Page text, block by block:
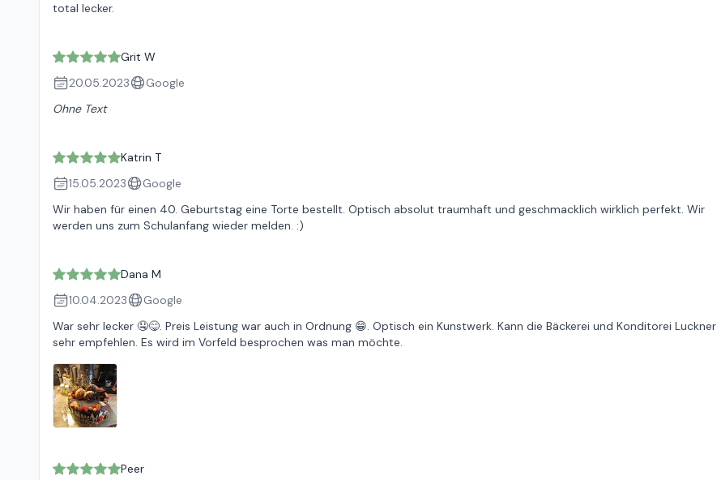
total lecker.
Grit W
20.05.2023
Google
Ohne Text
Katrin T
15.05.2023
Google
Wir haben für einen 40. Geburtstag eine Torte bestellt. Optisch absolut traumhaft und geschmacklich wirklich perfekt. Wir
werden uns zum Schulanfang wieder melden. :)
Dana M
10.04.2023
Google
War sehr lecker 🤤😋. Preis Leistung war auch in Ordnung 😁. Optisch ein Kunstwerk. Kann die Bäckerei und Konditorei Luckner
sehr empfehlen. Es wird im Vorfeld besprochen was man möchte.
Peer